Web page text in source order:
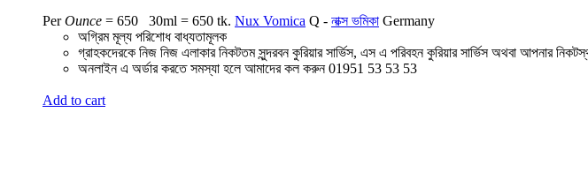
PerOunce = 650 30ml = 650 tk. Nux Vomica Q - নাক্স ভমিকা Germany
অগ্রিম মূল্য পরিশোধ বাধ্যতামূলক
গ্রাহকদেরকে নিজ নিজ এলাকার নিকটতম সুন্দরবন কুরিয়ার সার্ভিস, এস এ পরিবহন কুরিয়ার সার্ভিস অথবা আপনার
অনলাইন এ অর্ডার করতে সমস্যা হলে আমাদের কল করুন 01951 53 53 53
Add to cart